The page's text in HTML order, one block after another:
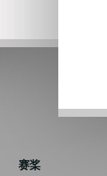
赛桨